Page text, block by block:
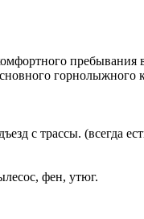
пребывания
горнолыжного
с трассы. (всегда
фен, утюг.